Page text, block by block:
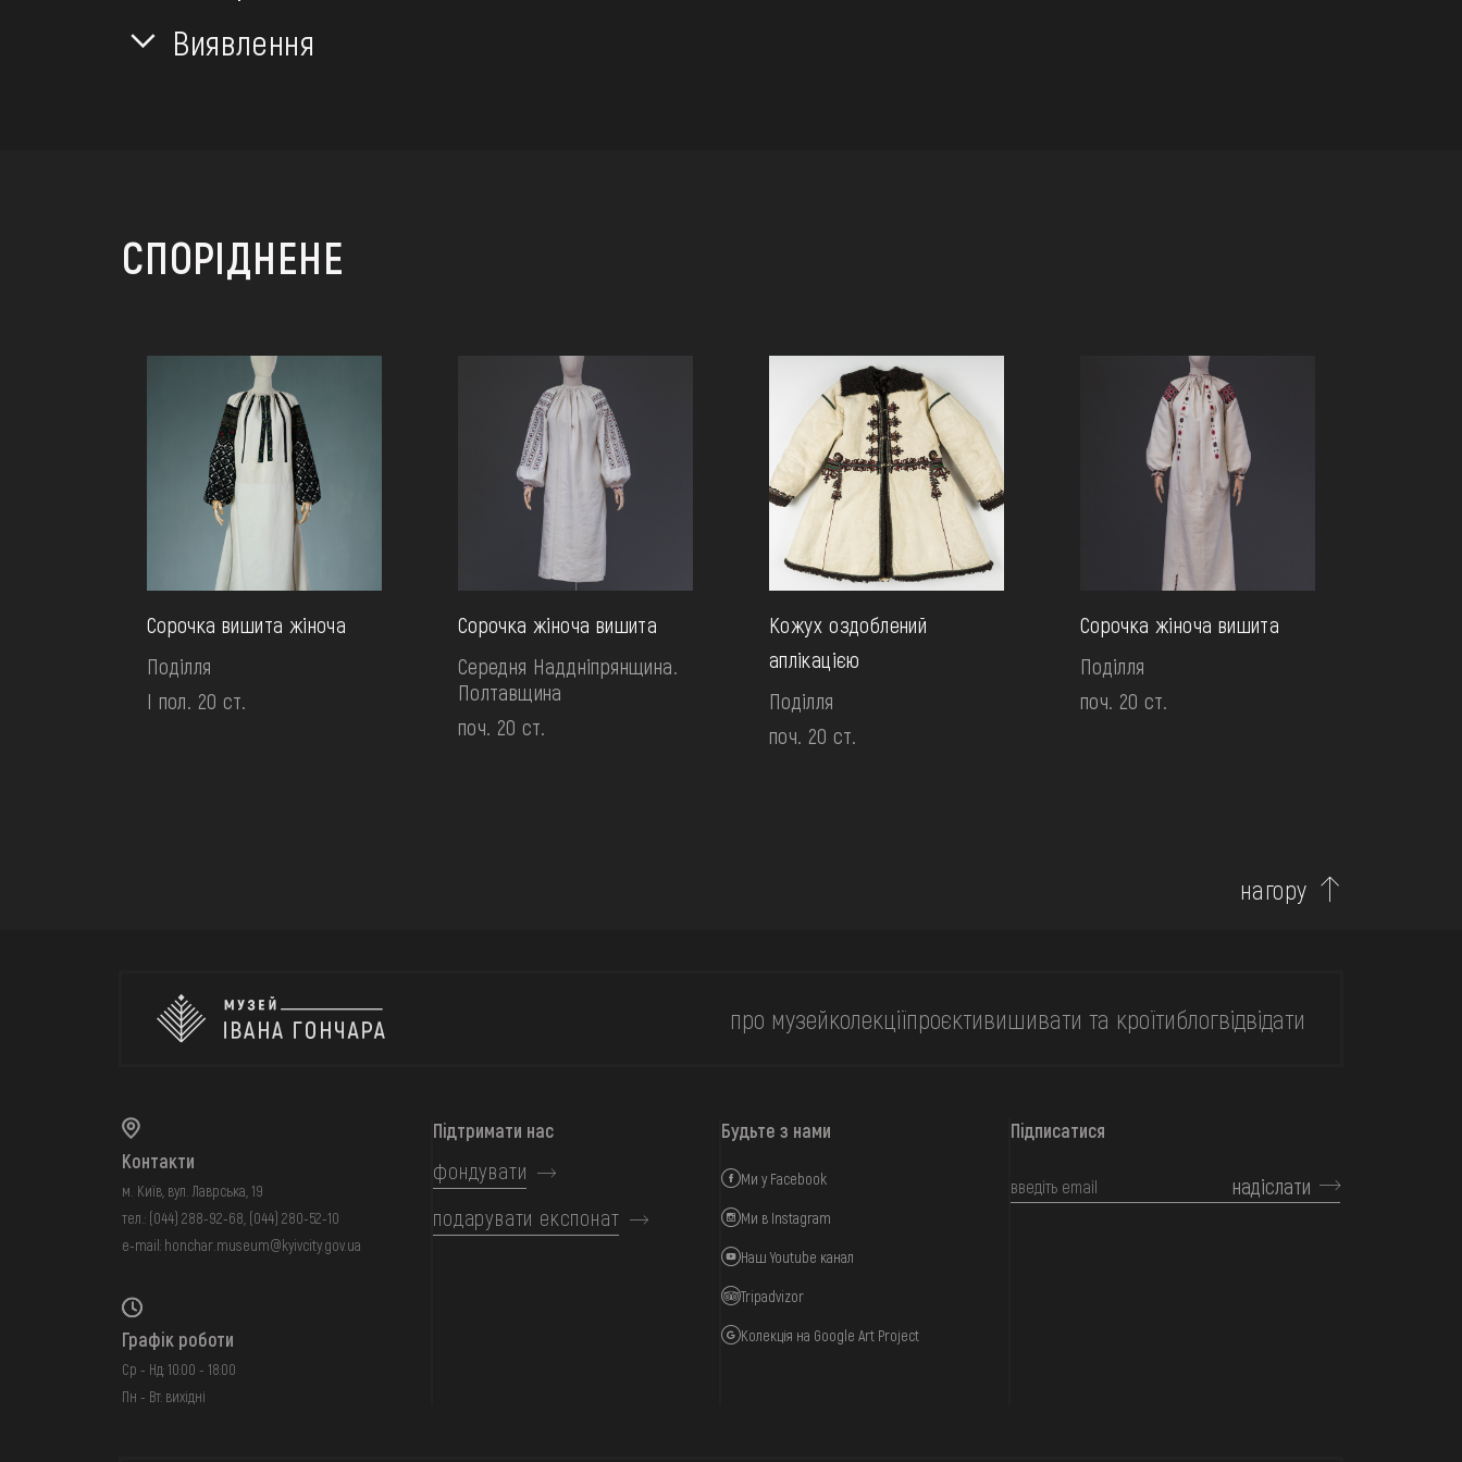
Виявлення
СПОРІДНЕНЕ
Сорочка вишита жіноча
Поділля
І пол. 20 ст.
Сорочка жіноча вишита
Середня Наддніпрянщина.
Полтавщина
поч. 20 ст.
Кожух оздоблений
аплікацією
Поділля
поч. 20 ст.
Сорочка жіноча вишита
Поділля
поч. 20 ст.
нагору
про музейколекціїпроєктивишивати та кроїтиблогвідвідати
Контакти
м. Київ, вул. Лаврська, 19
тел.: (044) 288-92-68 (044) 280-52-10
e-mail: honchar.museum@kyivcity.gov.ua
Графік роботи
Ср - Нд: 10:00 - 18:00
Пн - Вт: вихідні
Підтримати нас
фондувати
подарувати експонат
Будьте з нами
Ми у Facebook
Ми в Instagram
Наш Youtube канал
Tripadvizor
Колекція на Google Art Project
Підписатися
надіслати